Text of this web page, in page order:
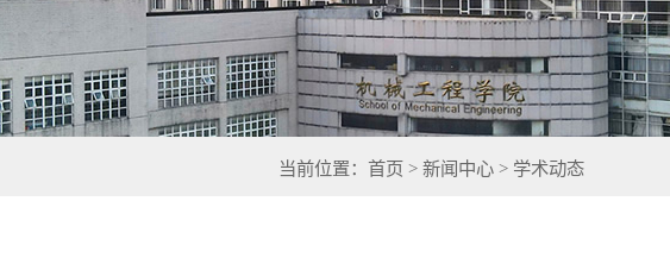
当前位置：首页 > 新闻中心 > 学术动态